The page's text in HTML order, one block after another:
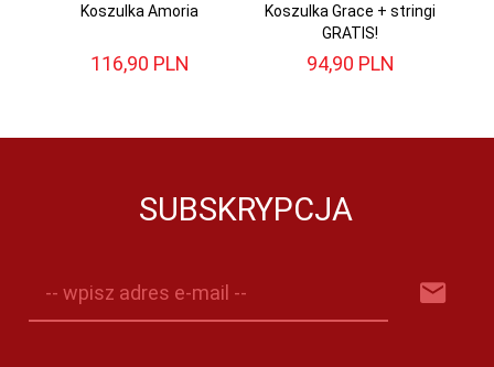
Koszulka Amoria
116,90 PLN
Koszulka Grace + stringi
GRATIS!
94,90 PLN
SUBSKRYPCJA
-- wpisz adres e-mail --